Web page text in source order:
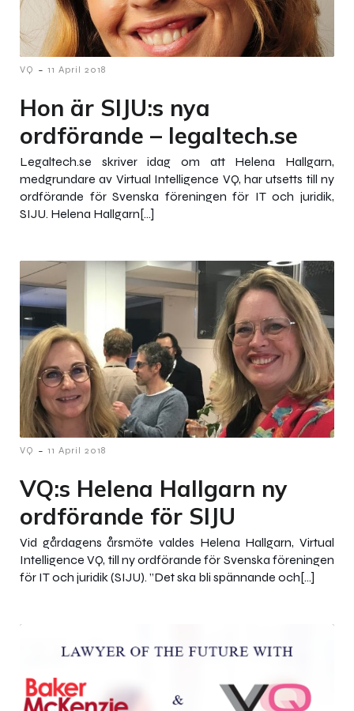
VQ - 11 April 2018
Hon är SIJU:s nya
ordförande – legaltech.se
Legaltech.se skriver idag om att Helena Hallgarn,
medgrundare av Virtual Intelligence VQ, har utsetts till ny
ordförande för Svenska föreningen för IT och juridik,
SIJU. Helena Hallgarn[…]
VQ - 11 April 2018
VQ:s Helena Hallgarn ny
ordförande för SIJU
Vid gårdagens årsmöte valdes Helena Hallgarn, Virtual
Intelligence VQ, till ny ordförande för Svenska föreningen
för IT och juridik (SIJU). ”Det ska bli spännande och[…]